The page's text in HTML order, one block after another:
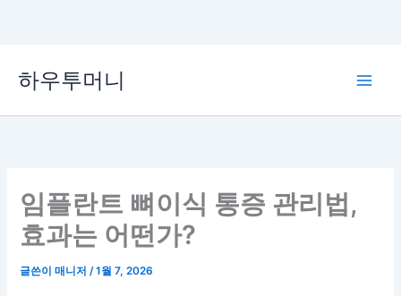
로
하우투머니
임플란트 뼈이식 통증 관리법,
효과는 어떤가?
글쓴이매니저/1월 7, 2026